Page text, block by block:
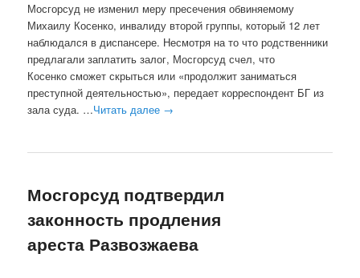
Мосгорсуд не изменил меру пресечения обвиняемому
Михаилу Косенко, инвалиду второй группы, который 12 лет
наблюдался в диспансере. Несмотря на то что родственники
предлагали заплатить залог, Мосгорсуд счел, что
Косенко сможет скрыться или «продолжит заниматься
преступной деятельностью», передает корреспондент БГ из
зала суда. …Читать далее →
Мосгорсуд подтвердил
законность продления
ареста Развозжаева